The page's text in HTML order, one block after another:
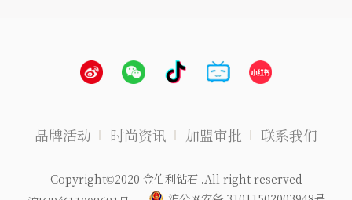
品牌活动 时尚资讯 加盟审批 联系我们
Copyright©2020 金伯利钻石 .All right reserved